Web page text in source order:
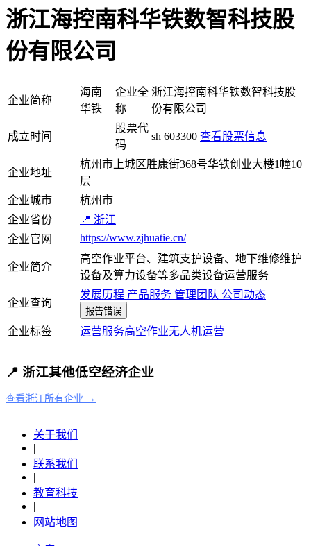
浙江海控南科华铁数智科技股
份有限公司
企业简称
海南
华铁
企业全
称
浙江海控南科华铁数智科技股
份有限公司
成立时间
股票代
码
sh 603300 查看股票信息
企业地址
杭州市上城区胜康街368号华铁创业大楼1幢10
层
企业城市
杭州市
企业省份
📍 浙江
企业官网
https://www.zjhuatie.cn/
企业简介
高空作业平台、建筑支护设备、地下维修维护
设备及算力设备等多品类设备运营服务
企业查询
发展历程 产品服务 管理团队 公司动态
报告错误
企业标签 运营服务高空作业无人机运营
📍 浙江其他低空经济企业
查看浙江所有企业 →
关于我们
|
联系我们
|
教育科技
|
网站地图